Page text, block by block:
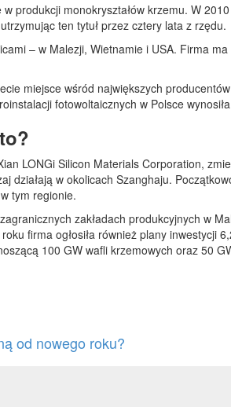
produkcji monokryształów krzemu. W
ten tytuł przez cztery lata z rzędu.
– w Malezji, Wietnamie i USA. Firma
miejsce wśród największych
fotowoltaicznych w Polsce
LONGi Silicon Materials Corporation,
w okolicach Szanghaju.
tym regionie.
zakładach produkcyjnych w
firma ogłosiła również plany
100 GW wafli krzemowych oraz 50
od nowego roku?